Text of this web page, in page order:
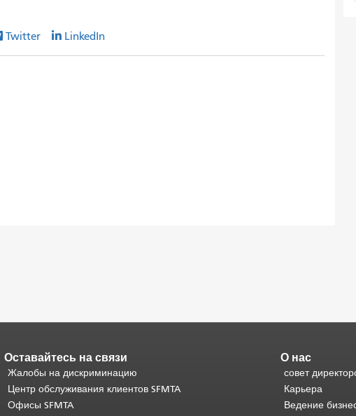
Twitter LinkedIn
Оставайтесь на связи
Жалобы на дискриминацию
Центр обслуживания клиентов SFMTA
Офисы SFMTA
О нас
совет
Карьера
Ведение